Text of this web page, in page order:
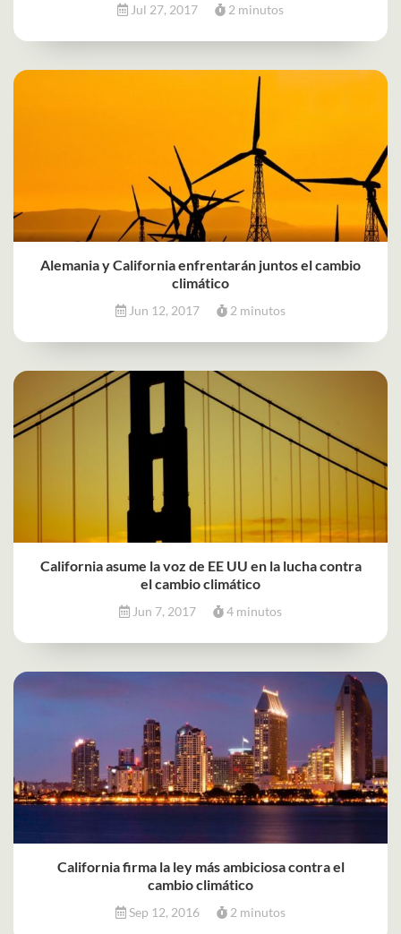
Jul 27, 2017 2 minutos
Alemania y California enfrentarán juntos el cambio
climático
Jun 12, 2017 2 minutos
California asume la voz de EE UU en la lucha contra
el cambio climático
Jun 7, 2017 4 minutos
California firma la ley más ambiciosa contra el
cambio climático
Sep 12, 2016 2 minutos